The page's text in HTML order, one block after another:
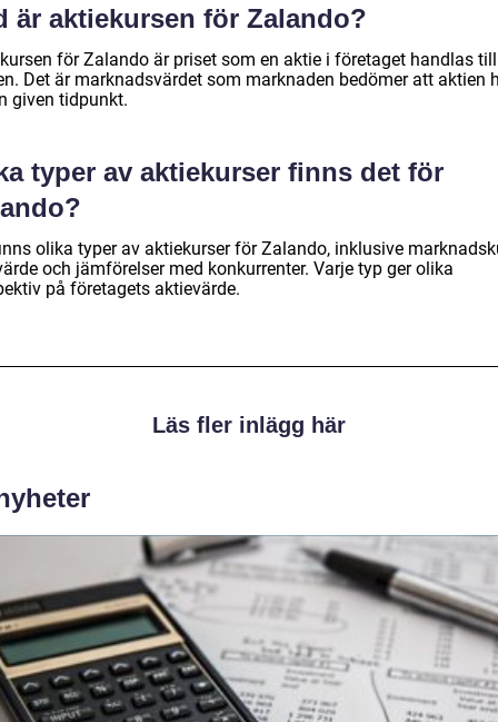
är aktiekursen för Zalando?
för Zalando är priset som en aktie i företaget handlas
Det är marknadsvärdet som marknaden bedömer att aktien
given tidpunkt.
typer av aktiekurser finns det för
olika typer av aktiekurser för Zalando, inklusive
och jämförelser med konkurrenter. Varje typ ger olika
på företagets aktievärde.
Läs fler inlägg här